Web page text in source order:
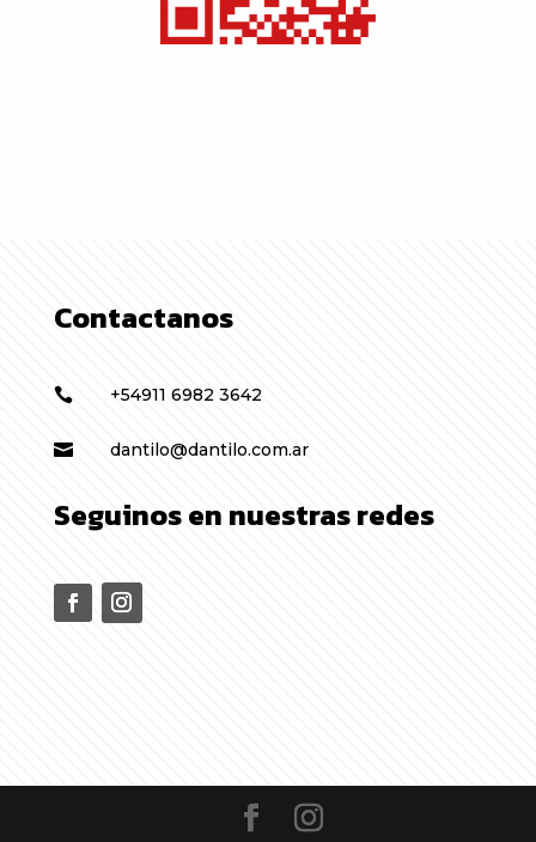
Contactanos
 +54911 6982 3642
 dantilo@dantilo.com.ar
Seguinos en nuestras redes